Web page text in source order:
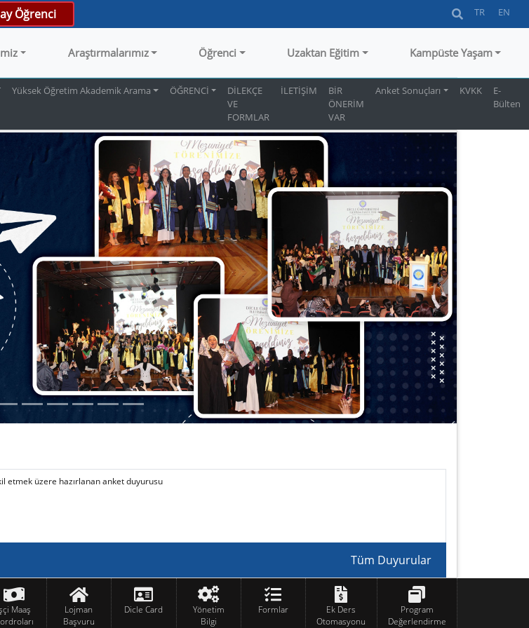
Öğrenci TR EN
Araştırmalarımız Öğrenci Uzaktan Eğitim Kampüste Yaşam
Yüksek Öğretim Akademik Arama ÖĞRENCİ
DİLEKÇE
VE
FORMLAR
İLETİŞİM
BİR
ÖNERİM
VAR
Anket Sonuçları KVKK
E-
Bülten
etmek üzere hazırlanan anket duyurusu
Tüm Duyurular
Maaş
Lojman
Başvuru
Dicle Card
Yönetim
Bilgi
Formlar
Ek Ders
Otomasyonu
Program
Değerlendirme